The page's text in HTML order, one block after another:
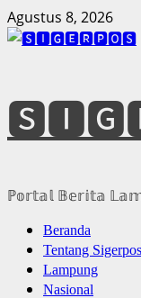
Skip
to
Agustus 8, 2026
ℙ𝕠𝕣𝕥𝕒𝕝 𝔹𝕖𝕣𝕚𝕥𝕒
Primary
Menu
Beranda
Tentang
Lampung
Nasional